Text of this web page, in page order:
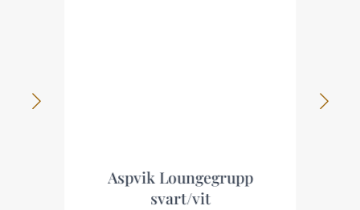
Aspvik Loungegrupp
svart/vit